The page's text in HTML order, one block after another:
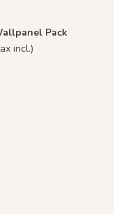
Pack
incl.)
- Gris Phyllade